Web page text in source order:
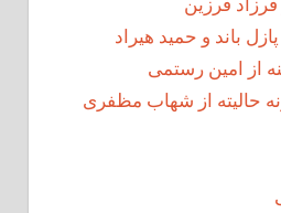
باند و حمید هیراد
از امین رستمی
حالیته از شهاب مظفری